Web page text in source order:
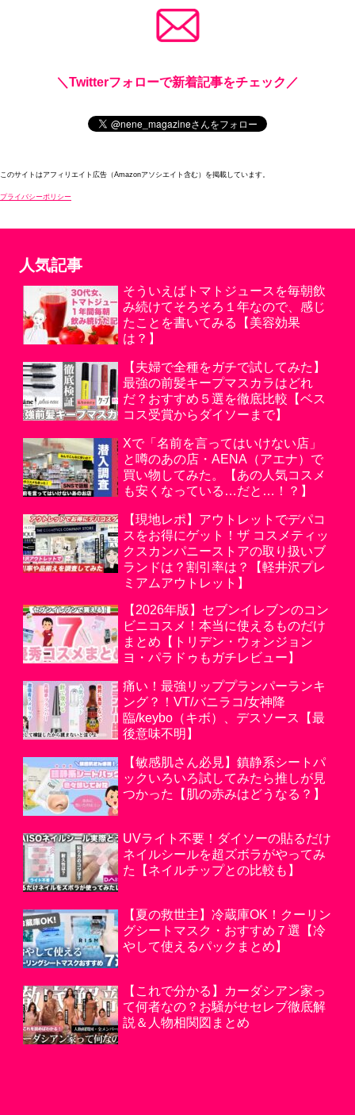
＼Twitterフォローで新着記事をチェック／
このサイトはアフィリエイト広告（Amazonアソシエイト含む）を掲載しています。
プライバシーポリシー
人気記事
そういえばトマトジュースを毎朝飲
み続けてそろそろ１年なので、感じ
たことを書いてみる【美容効果
は？】
【夫婦で全種をガチで試してみた】
最強の前髪キープマスカラはどれ
だ？おすすめ５選を徹底比較【ベス
コス受賞からダイソーまで】
Xで「名前を言ってはいけない店」
と噂のあの店・AENA（アエナ）で
買い物してみた。【あの人気コスメ
も安くなっている…だと…！？】
【現地レポ】アウトレットでデパコ
スをお得にゲット！ザ コスメティッ
クスカンパニーストアの取り扱いブ
ランドは？割引率は？【軽井沢プレ
ミアムアウトレット】
【2026年版】セブンイレブンのコン
ビニコスメ！本当に使えるものだけ
まとめ【トリデン・ウォンジョン
ヨ・パラドゥもガチレビュー】
痛い！最強リッププランパーランキ
ング？！VT/バニラコ/女神降
臨/keybo（キボ）、デスソース【最
後意味不明】
【敏感肌さん必見】鎮静系シートパ
ックいろいろ試してみたら推しが見
つかった【肌の赤みはどうなる？】
UVライト不要！ダイソーの貼るだけ
ネイルシールを超ズボラがやってみ
た【ネイルチップとの比較も】
【夏の救世主】冷蔵庫OK！クーリン
グシートマスク・おすすめ７選【冷
やして使えるパックまとめ】
【これで分かる】カーダシアン家っ
て何者なの？お騒がせセレブ徹底解
説＆人物相関図まとめ